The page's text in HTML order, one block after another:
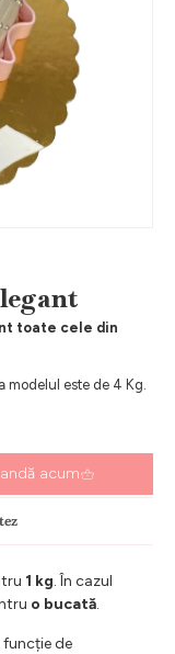
toate cele din
modelul este de 4 Kg.
acum
1 kg. În cazul
o bucată.
de